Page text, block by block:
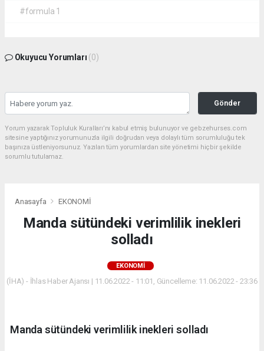
#formula 1
Okuyucu Yorumları (0)
Gönder
Yorum yazarak Topluluk Kuralları’nı kabul etmiş bulunuyor ve gebzehurses.com
sitesine yaptığınız yorumunuzla ilgili doğrudan veya dolaylı tüm sorumluluğu tek
başınıza üstleniyorsunuz. Yazılan tüm yorumlardan site yönetimi hiçbir şekilde
sorumlu tutulamaz.
Anasayfa EKONOMİ
Manda sütündeki verimlilik inekleri
solladı
EKONOMİ
(İHA) - İhlas Haber Ajansı | 11.06.2022 - 11:01, Güncelleme: 11.06.2022 - 23:36
Manda sütündeki verimlilik inekleri solladı